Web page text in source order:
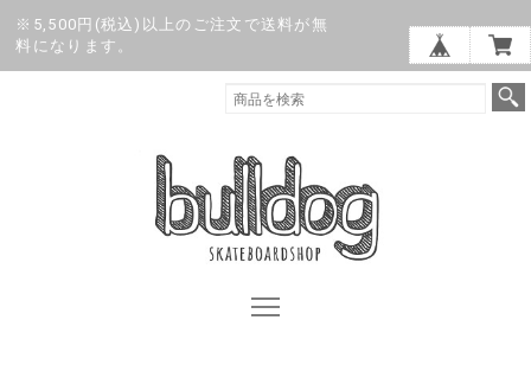
※5,500円(税込)以上のご注文で送料が無
料になります。